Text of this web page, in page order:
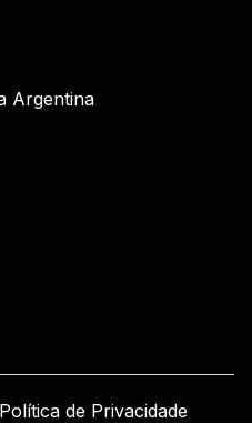
Argentina
Política de Privacidade